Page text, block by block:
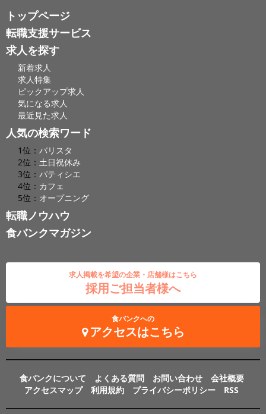
トップページ
転職支援サービス
求人を探す
新着求人
求人特集
ピックアップ求人
気になる求人
最近見た求人
人気の検索ワード
1位： バリスタ
2位： 土日祝休み
3位： パティシエ
4位： カフェ
5位： オープニング
転職ノウハウ
食バンクマガジン
求人掲載を希望の企業・店舗様はこちら
採用ご担当者様へ
食バンクへの
アクセスはこちら
食バンクについて よくある質問 お問い合わせ
会社概要
アクセスマップ
利用規約 プライバシーポリシー RSS